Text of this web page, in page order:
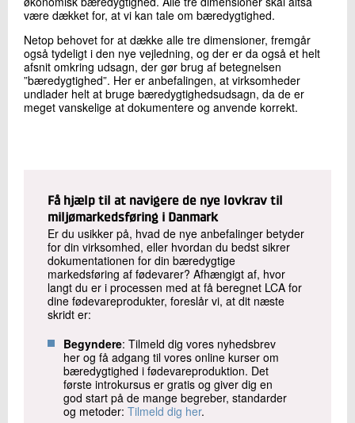
være dækket for, at vi kan tale om bæredygtighed.
Netop behovet for at dække alle tre dimensioner, fremgår
også tydeligt i den nye vejledning, og der er da også et helt
afsnit omkring udsagn, der gør brug af betegnelsen
”bæredygtighed”. Her er anbefalingen, at virksomheder
undlader helt at bruge bæredygtighedsudsagn, da de er
meget vanskelige at dokumentere og anvende korrekt.
Få hjælp til at navigere de nye lovkrav til
miljømarkedsføring i Danmark
Er du usikker på, hvad de nye anbefalinger betyder
for din virksomhed, eller hvordan du bedst sikrer
dokumentationen for din bæredygtige
markedsføring af fødevarer? Afhængigt af, hvor
langt du er i processen med at få beregnet LCA for
dine fødevareprodukter, foreslår vi, at dit næste
skridt er:
Begyndere: Tilmeld dig vores nyhedsbrev
her og få adgang til vores online kurser om
bæredygtighed i fødevareproduktion. Det
første introkursus er gratis og giver dig en
god start på de mange begreber, standarder
og metoder: Tilmeld dig her.